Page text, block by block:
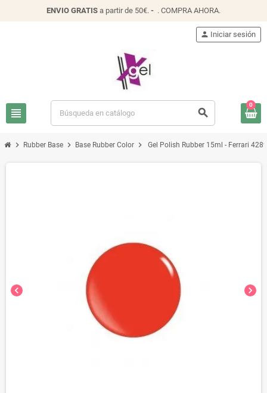
ENVIO GRATIS a partir de 50€. - . COMPRA AHORA.
view_headline search
person Iniciar sesión
0
chevron_right Rubber Base chevron_right Base Rubber Color chevron_right Gel Polish Rubber 15ml - Ferrari
chevron_left chevron_right